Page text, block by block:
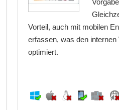
Vorteil, auch mit mobilen
erfassen, was den
optimiert.